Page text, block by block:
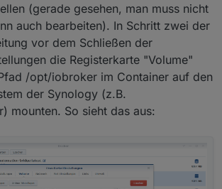
(gerade gesehen, man muss nicht
auch bearbeiten). In Schritt zwei der
vor dem Schließen der
die Registerkarte "Volume"
/opt/iobroker im Container auf den
der Synology (z.B.
mounten. So sieht das aus: